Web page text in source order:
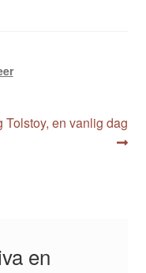
Tolstoy, en vanlig dag
en